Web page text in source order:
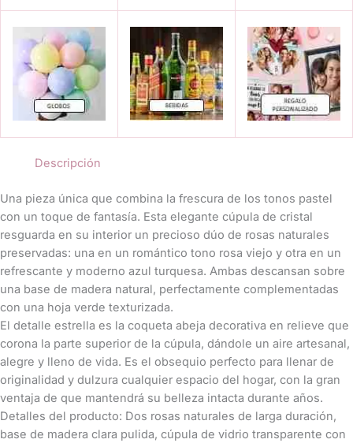
Abeja
cantidad
Descripción
Una pieza única que combina la frescura de los tonos pastel
con un toque de fantasía. Esta elegante cúpula de cristal
resguarda en su interior un precioso dúo de rosas naturales
preservadas: una en un romántico tono rosa viejo y otra en un
refrescante y moderno azul turquesa. Ambas descansan sobre
una base de madera natural, perfectamente complementadas
con una hoja verde texturizada.
​El detalle estrella es la coqueta abeja decorativa en relieve que
corona la parte superior de la cúpula, dándole un aire artesanal,
alegre y lleno de vida. Es el obsequio perfecto para llenar de
originalidad y dulzura cualquier espacio del hogar, con la gran
ventaja de que mantendrá su belleza intacta durante años.
​Detalles del producto: Dos rosas naturales de larga duración,
base de madera clara pulida, cúpula de vidrio transparente con